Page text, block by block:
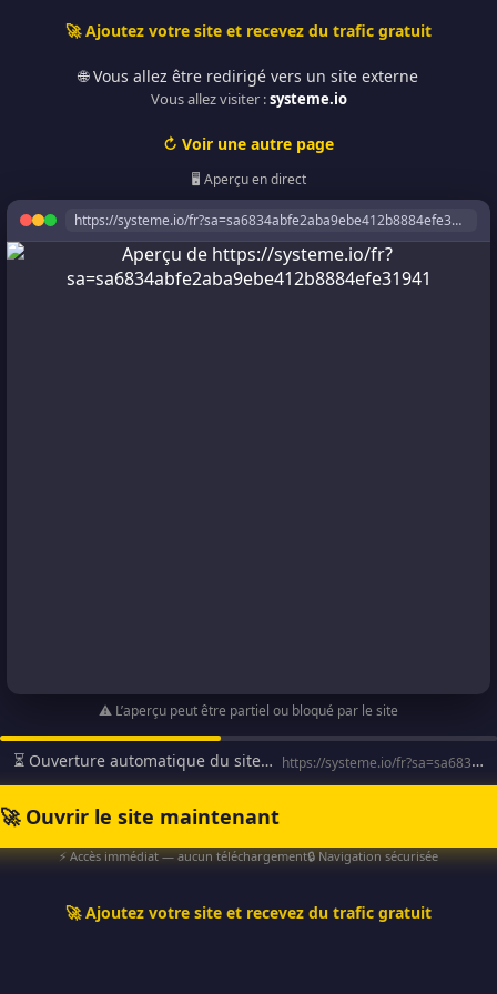
🚀 Ajoutez votre site et recevez du trafic gratuit
🌐 Vous allez être redirigé vers un site externe
Vous allez visiter :systeme.io
↻ Voir une autre page
🖥️ Aperçu en direct
https://systeme.io/fr?sa=sa6834abfe2aba9ebe412b8884efe31941
⚠️ L’aperçu peut être partiel ou bloqué par le site
⏳ Ouverture automatique du site… https://systeme.io/fr?sa=sa6834abfe2aba9ebe412b8884efe31941
🚀 Ouvrir le site maintenant
⚡ Accès immédiat — aucun téléchargement🔒 Navigation sécurisée
🚀 Ajoutez votre site et recevez du trafic gratuit